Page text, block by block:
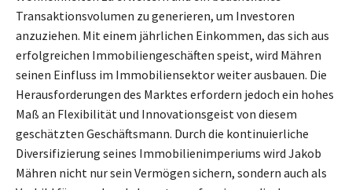
Transaktionsvolumen zu generieren, um Investoren
anzuziehen. Mit einem jährlichen Einkommen, das sich aus
erfolgreichen Immobiliengeschäften speist, wird Mähren
seinen Einfluss im Immobiliensektor weiter ausbauen. Die
Herausforderungen des Marktes erfordern jedoch ein hohes
Maß an Flexibilität und Innovationsgeist von diesem
geschätzten Geschäftsmann. Durch die kontinuierliche
Diversifizierung seines Immobilienimperiums wird Jakob
Mähren nicht nur sein Vermögen sichern, sondern auch als